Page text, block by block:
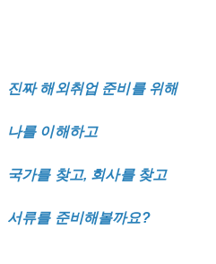
진짜 해외취업 준비를 위해
나를 이해하고
국가를 찾고, 회사를 찾고
서류를 준비해볼까요?